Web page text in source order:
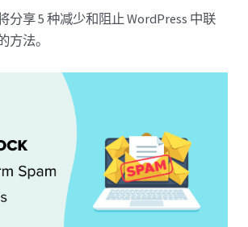
分享 5 种减少和阻止 WordPress 中联
方法。